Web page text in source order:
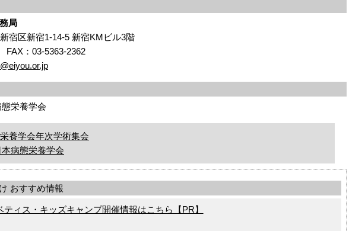
局
宿区新宿1-14-5 新宿KMビル3階
：03-5363-2362
栄養学会
養学会年次学術集会
病態栄養学会
おすすめ情報
ティス・キッズキャンプ開催情報はこちら【PR】